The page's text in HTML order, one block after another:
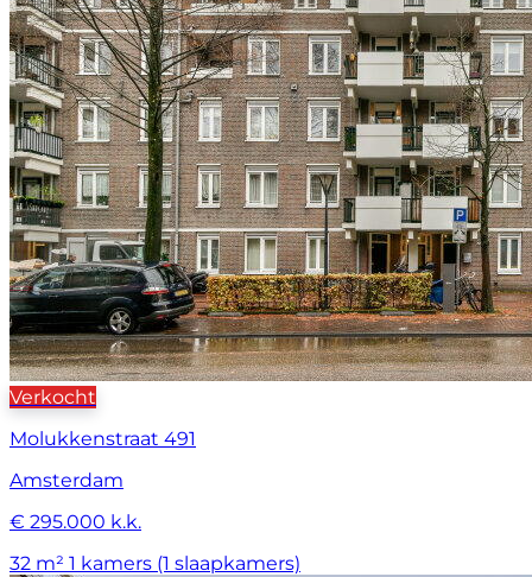
Verkocht
Molukkenstraat 491
Amsterdam
€ 295.000 k.k.
32 m² 1 kamers (1 slaapkamers)